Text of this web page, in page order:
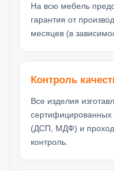
На всю мебель
гарантия от
месяцев (в
Контроль
Все изделия
сертифицированных
(ДСП, МДФ) и
контроль.